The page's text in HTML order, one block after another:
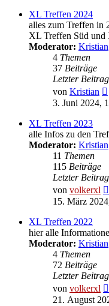
XL Treffen 2024
alles zum Treffen in
XL Treffen Süd
Moderator: Kristian
4 Themen
37 Beiträge
Letzter Beitrag
von Kristian
3. Juni 2024,
XL Treffen 2023
alle Infos zu den
Moderator: Kristian
11 Themen
115 Beiträge
Letzter Beitrag
von volkerxl
15. März
XL Treffen 2022
hier alle
Moderator: Kristian
4 Themen
72 Beiträge
Letzter Beitrag
von volkerxl
21. August